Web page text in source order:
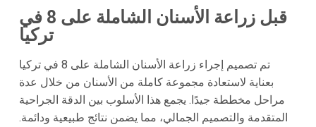
قبل زراعة الأسنان الشاملة على 8 في
تركيا
تم تصميم إجراء زراعة الأسنان الشاملة على 8 في تركيا
بعناية لاستعادة مجموعة كاملة من الأسنان من خلال عدة
مراحل مخططة جيدًا. يجمع هذا الأسلوب بين الدقة الجراحية
المتقدمة والتصميم الجمالي، مما يضمن نتائج طبيعية ودائمة.